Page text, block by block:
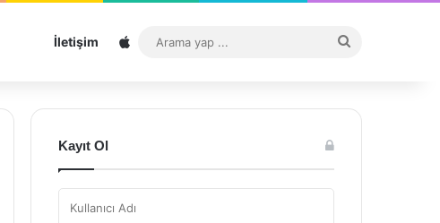
İletişim Sitemap
...
Kayıt Ol